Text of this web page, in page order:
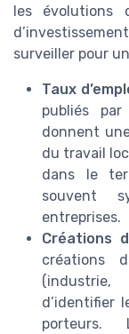
les évolutions
surveiller pour
Taux
publiés
donnent
du travail
dans le
souvent
entreprises.
Créations
créations
d’identifier
porteurs.